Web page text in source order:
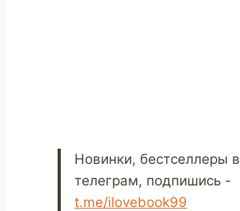
Новинки, бестселлеры
телеграм, подпишись -
t.me/ilovebook99